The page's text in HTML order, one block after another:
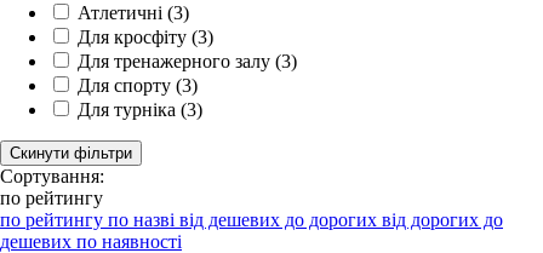
Атлетичні (3)
Для кросфіту (3)
Для тренажерного залу (3)
Для спорту (3)
Для турніка (3)
Скинути фільтри
Сортування:
по рейтингу
по рейтингу по назві від дешевих до дорогих від дорогих до
дешевих по наявності